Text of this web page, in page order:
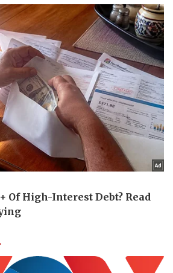
Công nghệ
Tin Công nghệ
Trải nghiệm
Chuyển đổi số